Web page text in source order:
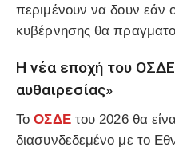
περιμένουν να δουν εάν
κυβέρνησης θα
Η νέα εποχή του
αυθαιρεσίας»
ΤοΟΣΔΕτου 2026 θα
διασυνδεδεμένο με το